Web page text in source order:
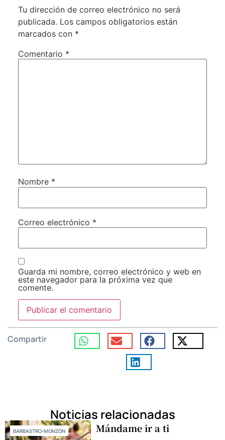
Tu dirección de correo electrónico no será
publicada. Los campos obligatorios están
marcados con *
Comentario *
Nombre *
Correo electrónico *
Guarda mi nombre, correo electrónico y web en
este navegador para la próxima vez que
comente.
Compartir
Noticias relacionadas
BARBASTRO-MONZÓN Mándame ir a ti